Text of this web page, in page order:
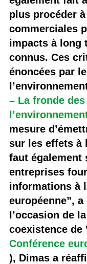
plus procéder
commerciales
impacts à long
connus. Ces
énoncées par
– La fronde
mesure
sur les effets à
faut également
entreprises
informations à
européenne”,
l’occasion de
coexistence de
Conférence
), Dimas a